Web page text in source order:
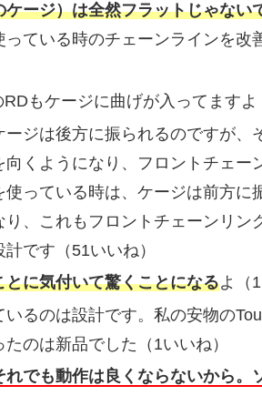
ージ）は全然フラットじゃない
ている時のチェーンラインを改
もケージに曲げが入ってますよ
ジは後方に振られるのですが、
くようになり、フロントチェー
っている時は、ケージは前方に
、これもフロントチェーンリン
です（51いいね）
に気付いて驚くことになるよ（
るのは設計です。私の安物の
のは新品でした（1いいね）
でも動作は良くならないから。